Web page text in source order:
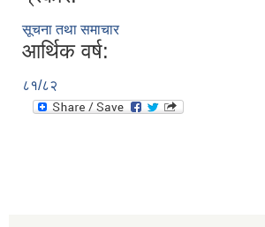
सूचना तथा समाचार
आर्थिक वर्ष:
८१/८२